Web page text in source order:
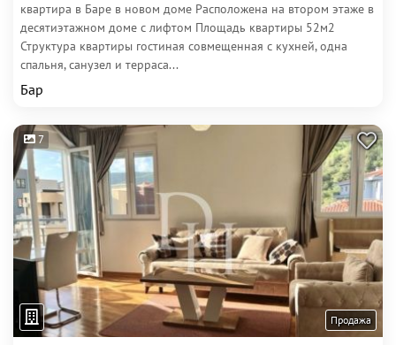
квартира в Баре в новом доме Расположена на втором этаже в
десятиэтажном доме с лифтом Площадь квартиры 52м2
Структура квартиры гостиная совмещенная с кухней, одна
спальня, санузел и терраса...
Бар
7
Продажа